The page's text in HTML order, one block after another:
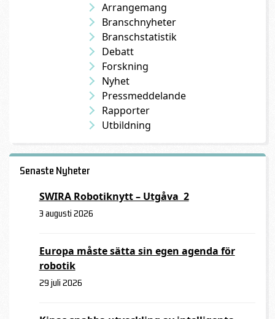
Arrangemang
Branschnyheter
Branschstatistik
Debatt
Forskning
Nyhet
Pressmeddelande
Rapporter
Utbildning
Senaste Nyheter
SWIRA Robotiknytt – Utgåva 2
3 augusti 2026
Europa måste sätta sin egen agenda för
robotik
29 juli 2026